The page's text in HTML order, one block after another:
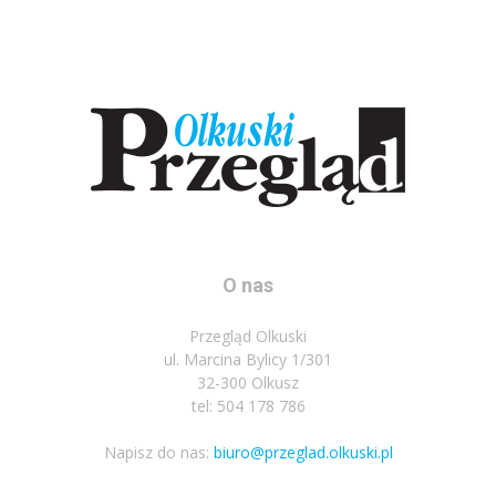
O nas
Przegląd Olkuski
ul. Marcina Bylicy 1/301
32-300 Olkusz
tel: 504 178 786
Napisz do nas: biuro@przeglad.olkuski.pl